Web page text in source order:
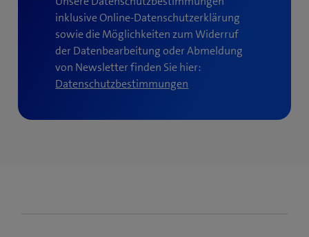
inklusive Online-Datenschutzerklärung
sowie die Möglichkeiten zum Widerruf
der Datenbearbeitung oder Abmeldung
von Newsletter finden Sie hier:
Datenschutzbestimmungen